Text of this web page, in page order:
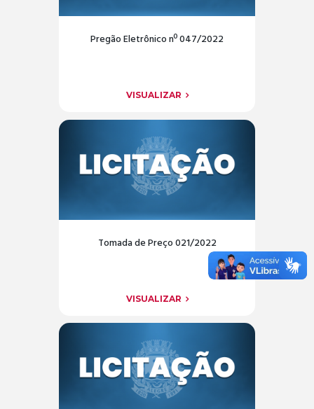
Pregão Eletrônico nº 047/2022
VISUALIZAR
Tomada de Preço 021/2022
VISUALIZAR